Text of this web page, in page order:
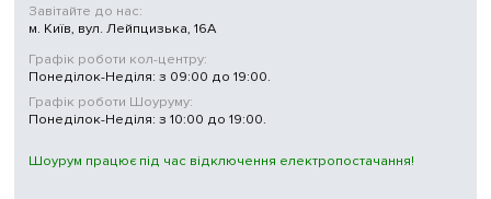
Завітайте до нас:
м. Київ, вул. Лейпцизька, 16А
Графік роботи кол-центру:
Понеділок-Неділя: з 09:00 до 19:00.
Графік роботи Шоуруму:
Понеділок-Неділя: з 10:00 до 19:00.
Шоурум працює під час відключення електропостачання!